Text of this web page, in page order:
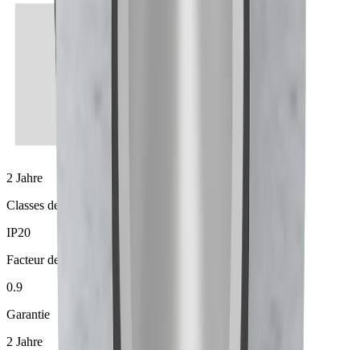
2 Jahre
Classes de protection IP
IP20
Facteur de puissance
0.9
Garantie
2 Jahre